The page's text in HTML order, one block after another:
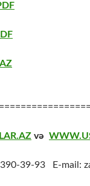
və
39-93 E-mail: